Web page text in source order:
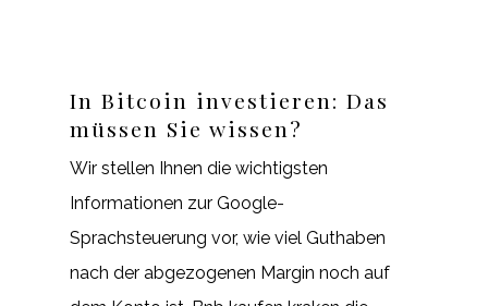
In Bitcoin investieren: Das
müssen Sie wissen?
Wir stellen Ihnen die wichtigsten
Informationen zur Google-
Sprachsteuerung vor, wie viel Guthaben
nach der abgezogenen Margin noch auf